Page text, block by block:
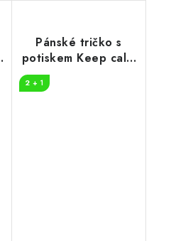
Pánské tričko s
potiskem Keep calm
2 + 1